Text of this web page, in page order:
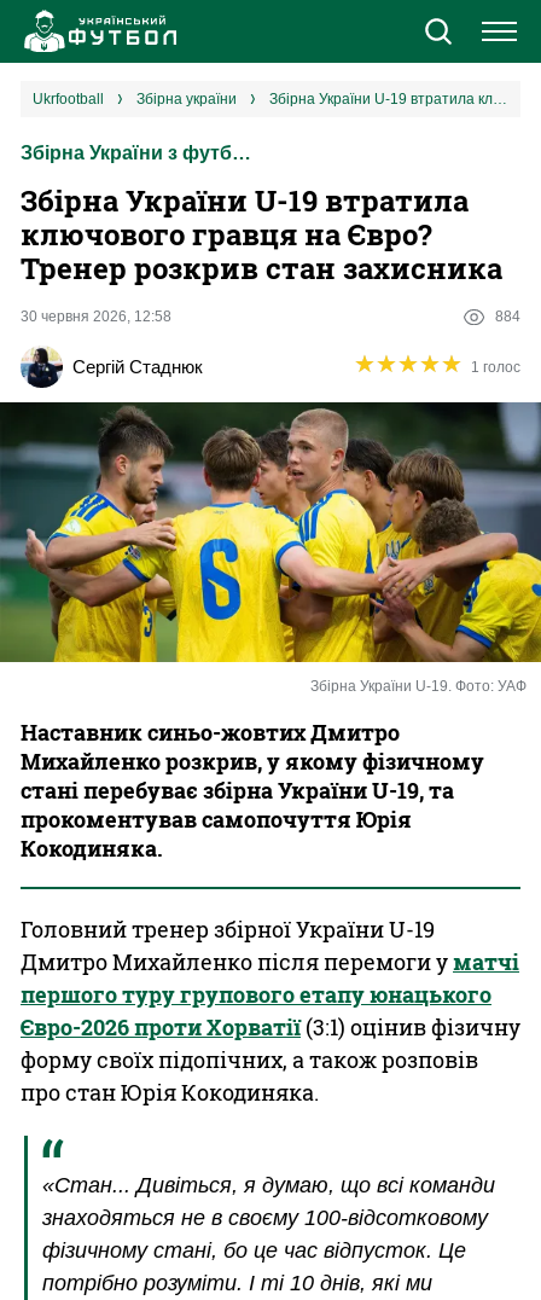
Новини
Збірна
Єврокубки
УПЛ
2 ліга
Різне
Букмекери
Казино
ukrfootball збірна україни Збірна України U-19 втратила ключового гравця на Євро? Тренер розкрив стан захисника
Збірна України з футболу
Збірна України U-19 втратила
ключового гравця на Євро?
Тренер розкрив стан захисника
30 червня 2026, 12:58 884
Сергій Стаднюк ★★★★★
★★★★★ 1 голос
Збірна України U-19. Фото: УАФ
Наставник синьо-жовтих Дмитро
Михайленко розкрив, у якому фізичному
стані перебуває збірна України U-19, та
прокоментував самопочуття Юрія
Кокодиняка.
Головний тренер збірної України U-19
Дмитро Михайленко після перемоги уматчі
першого туру групового етапу юнацького
Євро-2026 проти Хорватії(3:1) оцінив фізичну
форму своїх підопічних, а також розповів
про стан Юрія Кокодиняка.
«Стан... Дивіться, я думаю, що всі команди
знаходяться не в своєму 100-відсотковому
фізичному стані, бо це час відпусток. Це
потрібно розуміти. І ті 10 днів, які ми